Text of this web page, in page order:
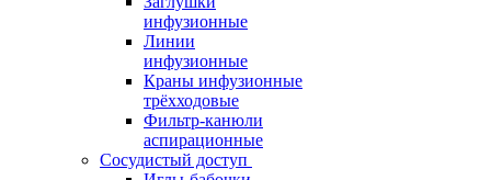
инфузионные
Линии
инфузионные
Краны инфузионные
трёхходовые
Фильтр-канюли
аспирационные
Сосудистый доступ